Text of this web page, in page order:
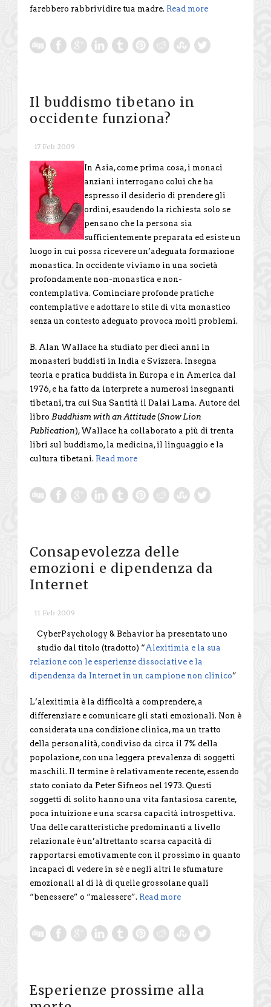
farebbero rabbrividire tua madre. Read more
Il buddismo tibetano in
occidente funziona?
17 Feb 2009
In Asia, come prima cosa, i monaci
anziani interrogano colui che ha
espresso il desiderio di prendere gli
ordini, esaudendo la richiesta solo se
pensano che la persona sia
sufficientemente preparata ed esiste un
luogo in cui possa ricevere un’adeguata formazione
monastica. In occidente viviamo in una società
profondamente non-monastica e non-
contemplativa. Cominciare profonde pratiche
contemplative e adottare lo stile di vita monastico
senza un contesto adeguato provoca molti problemi.
B. Alan Wallace ha studiato per dieci anni in
monasteri buddisti in India e Svizzera. Insegna
teoria e pratica buddista in Europa e in America dal
1976, e ha fatto da interprete a numerosi insegnanti
tibetani, tra cui Sua Santità il Dalai Lama. Autore del
libro Buddhism with an Attitude(Snow Lion
Publication), Wallace ha collaborato a più di trenta
libri sul buddismo, la medicina, il linguaggio e la
cultura tibetani. Read more
Consapevolezza delle
emozioni e dipendenza da
Internet
11 Feb 2009
CyberPsychology & Behavior ha presentato uno
studio dal titolo (tradotto) “ Alexitimia e la sua
relazione con le esperienze dissociative e la
dipendenza da Internet in un campione non clinico”
L’alexitimia è la difficoltà a comprendere, a
differenziare e comunicare gli stati emozionali. Non è
considerata una condizione clinica, ma un tratto
della personalità, condiviso da circa il 7% della
popolazione, con una leggera prevalenza di soggetti
maschili. Il termine è relativamente recente, essendo
stato coniato da Peter Sifneos nel 1973. Questi
soggetti di solito hanno una vita fantasiosa carente,
poca intuizione e una scarsa capacità introspettiva.
Una delle caratteristiche predominanti a livello
relazionale è un’altrettanto scarsa capacità di
rapportarsi emotivamente con il prossimo in quanto
incapaci di vedere in sé e negli altri le sfumature
emozionali al di là di quelle grossolane quali
“benessere” o “malessere”. Read more
Esperienze prossime alla